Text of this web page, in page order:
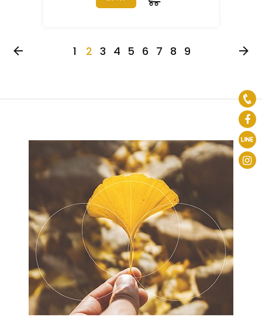
1 2 3 4 5 6 7 8 9